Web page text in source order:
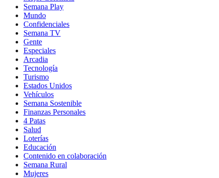
Semana Play
Mundo
Confidenciales
Semana TV
Gente
Especiales
Arcadia
Tecnología
Turismo
Estados Unidos
Vehículos
Semana Sostenible
Finanzas Personales
4 Patas
Salud
Loterías
Educación
Contenido en colaboración
Semana Rural
Mujeres